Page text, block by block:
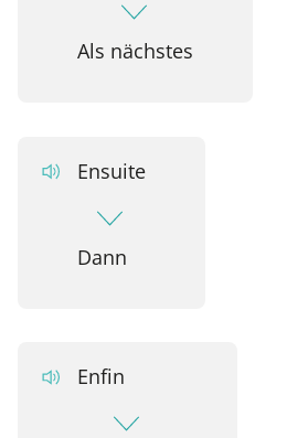
Als nächstes
Ensuite
Dann
Enfin